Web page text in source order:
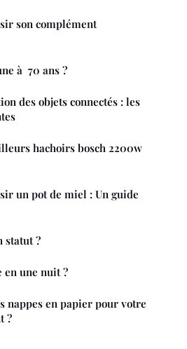
son complément
à 70 ans ?
des objets connectés : les
hachoirs bosch 2200w
un pot de miel : Un guide
statut ?
en une nuit ?
nappes en papier pour votre
?